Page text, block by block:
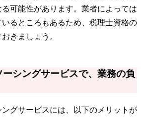
可能性があります。業者によっては
るところもあるため、税理士資格の
きましょう。
シングサービスで、業務の負
グサービスには、以下のメリットが